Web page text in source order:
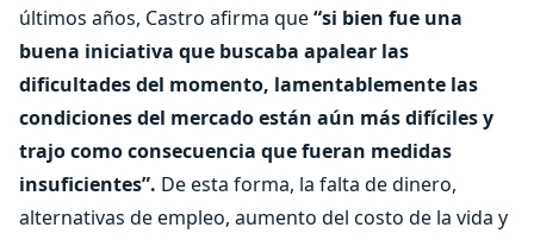
últimos años, Castro afirma que“si bien fue una
buena iniciativa que buscaba apalear las
dificultades del momento, lamentablemente las
condiciones del mercado están aún más difíciles y
trajo como consecuencia que fueran medidas
insuficientes”. De esta forma, la falta de dinero,
alternativas de empleo, aumento del costo de la vida y